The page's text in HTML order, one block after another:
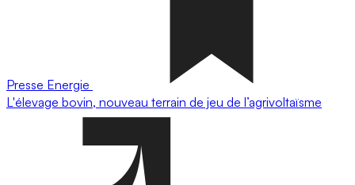
Presse Energie
L'élevage bovin, nouveau terrain de jeu de l’agrivoltaïsme